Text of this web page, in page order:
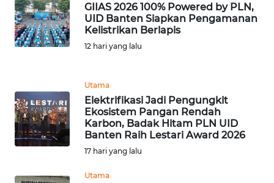
GIIAS 2026 100% Powered by PLN,
UID Banten Siapkan Pengamanan
Kelistrikan Berlapis
12 hari yang lalu
Utama
Elektrifikasi Jadi Pengungkit
Ekosistem Pangan Rendah
Karbon, Badak Hitam PLN UID
Banten Raih Lestari Award 2026
17 hari yang lalu
Utama
WN
SULTRA
WN
SULTENG